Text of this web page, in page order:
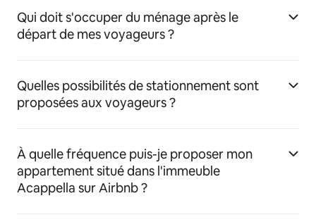
Qui doit s'occuper du ménage après le
départ de mes voyageurs ?
Quelles possibilités de stationnement sont
proposées aux voyageurs ?
À quelle fréquence puis-je proposer mon
appartement situé dans l'immeuble
Acappella sur Airbnb ?